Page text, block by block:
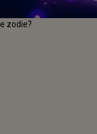
zodie?